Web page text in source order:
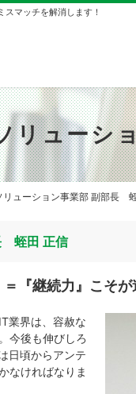
リューシ
マッチを解消します！
リューション事業部 副部長
蛭田 正信
＝『継続力』こそ
業界は、容赦な
今後も伸びしろ
日頃からアンテ
なければなりま